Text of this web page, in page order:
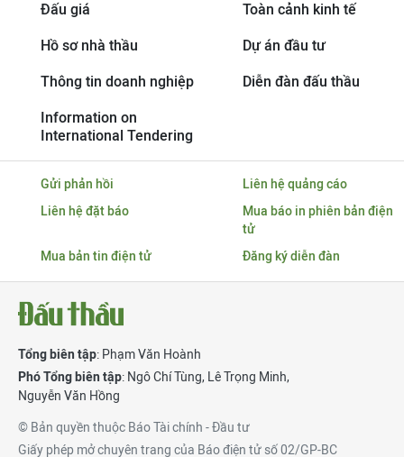
Đấu giá Toàn cảnh kinh tế
Hồ sơ nhà thầu Dự án đầu tư
Thông tin doanh nghiệp Diễn đàn đấu thầu
Information on
International Tendering
Gửi phản hồi
Liên hệ quảng cáo
Liên hệ đặt báo
Mua báo in phiên bản điện
tử
Mua bản tin điện tử
Đăng ký diễn đàn
Tổng biên tập: Phạm Văn Hoành
Phó Tổng biên tập: Ngô Chí Tùng, Lê Trọng Minh,
Nguyễn Văn Hồng
© Bản quyền thuộc Báo Tài chính - Đầu tư
Giấy phép mở chuyên trang của Báo điện tử số 02/GP-BC